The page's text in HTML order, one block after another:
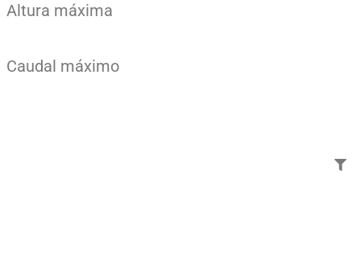
Altura máxima
Caudal máximo